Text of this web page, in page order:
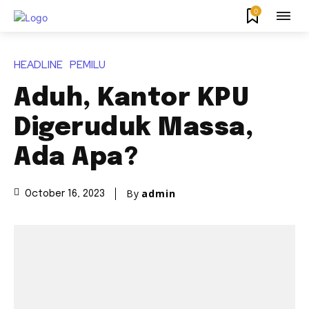
0
HEADLINE PEMILU
Aduh, Kantor KPU
Digeruduk Massa,
Ada Apa?
October 16, 2023 By admin